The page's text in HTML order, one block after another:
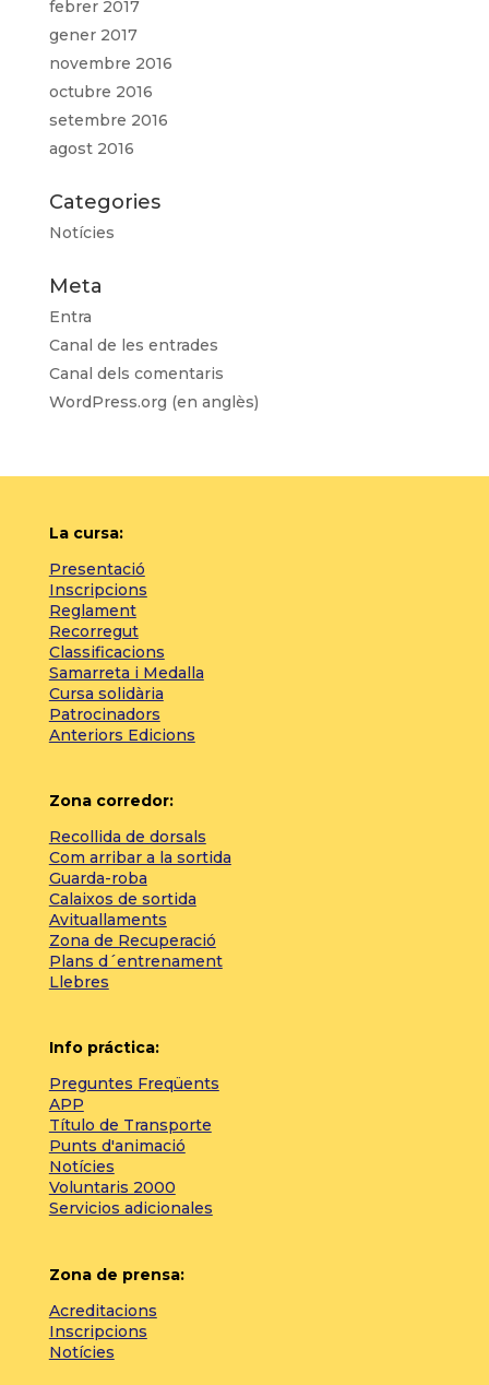
febrer 2017
gener 2017
novembre 2016
octubre 2016
setembre 2016
agost 2016
Categories
Notícies
Meta
Entra
Canal de les entrades
Canal dels comentaris
WordPress.org (en anglès)
La cursa:
Presentació
Inscripcions
Reglament
Recorregut
Classificacions
Samarreta i Medalla
Cursa solidària
Patrocinadors
Anteriors Edicions
Zona corredor:
Recollida de dorsals
Com arribar a la sortida
Guarda-roba
Calaixos de sortida
Avituallaments
Zona de Recuperació
Plans d´entrenament
Llebres
Info práctica:
Preguntes Freqüents
APP
Título de Transporte
Punts d'animació
Notícies
Voluntaris 2000
Servicios adicionales
Zona de prensa:
Acreditacions
Inscripcions
Notícies